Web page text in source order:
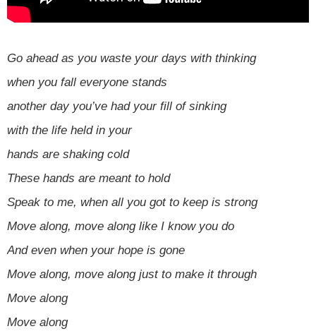
Go ahead as you waste your days with thinking
when you fall everyone stands
another day you’ve had your fill of sinking
with the life held in your
hands are shaking cold
These hands are meant to hold
Speak to me, when all you got to keep is strong
Move along, move along like I know you do
And even when your hope is gone
Move along, move along just to make it through
Move along
Move along